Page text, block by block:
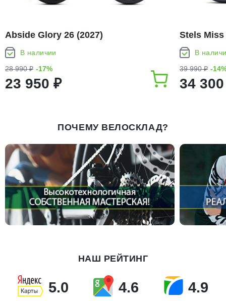
Abside Glory 26 (2027)
В наличии
28 990 ₽ -17%
23 950 ₽
Stels Miss
В
39 990 ₽ -
34
ПОЧЕМУ ВЕЛОСКЛАД?
НАШ РЕЙТИНГ
5.0 4.6 4.9